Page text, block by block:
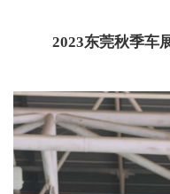
2023东莞秋季车